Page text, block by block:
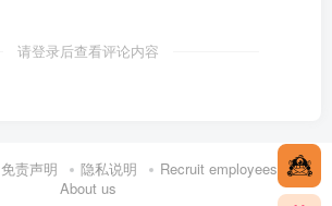
请登录后查看评论内容
免责声明 隐私说明
Recruit employees
About us